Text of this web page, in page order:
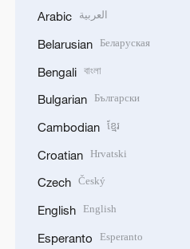
Arabic العربية
Belarusian Беларуская
Bengali বাংলা
Bulgarian Български
Cambodian ខ្មែរ
Croatian Hrvatski
Czech Český
English English
Esperanto Esperanto